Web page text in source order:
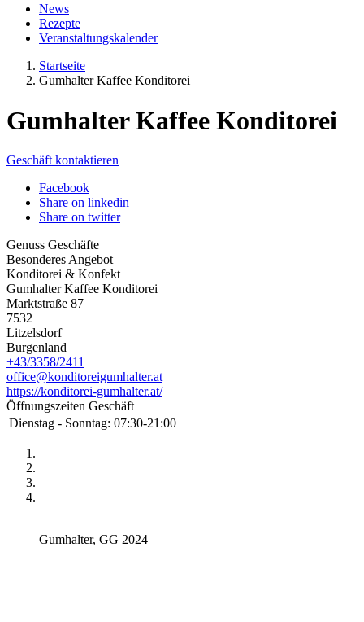
News
Rezepte
Veranstaltungskalender
Startseite
Gumhalter Kaffee Konditorei
Gumhalter Kaffee Konditorei
Geschäft kontaktieren
Facebook
Share on linkedin
Share on twitter
Genuss Geschäfte
Besonderes Angebot
Konditorei & Konfekt
Gumhalter Kaffee Konditorei
Marktstraße 87
7532
Litzelsdorf
Burgenland
+43/3358/2411
office@konditoreigumhalter.at
https://konditorei-gumhalter.at/
Öffnungszeiten Geschäft
Dienstag - Sonntag: 07:30-21:00
Gumhalter, GG 2024